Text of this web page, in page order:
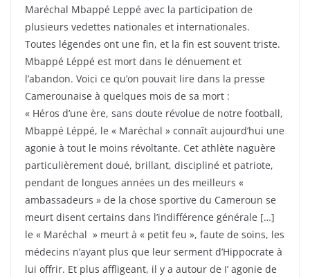
Maréchal Mbappé Leppé avec la participation de
plusieurs vedettes nationales et internationales.
Toutes légendes ont une fin, et la fin est souvent triste.
Mbappé Léppé est mort dans le dénuement et
l’abandon. Voici ce qu’on pouvait lire dans la presse
Camerounaise à quelques mois de sa mort :
« Héros d’une ère, sans doute révolue de notre football,
Mbappé Léppé, le « Maréchal » connaît aujourd’hui une
agonie à tout le moins révoltante. Cet athlète naguère
particulièrement doué, brillant, discipliné et patriote,
pendant de longues années un des meilleurs «
ambassadeurs » de la chose sportive du Cameroun se
meurt disent certains dans l’indifférence générale […]
le « Maréchal » meurt à « petit feu », faute de soins, les
médecins n’ayant plus que leur serment d’Hippocrate à
lui offrir. Et plus affligeant, il y a autour de I’ agonie de